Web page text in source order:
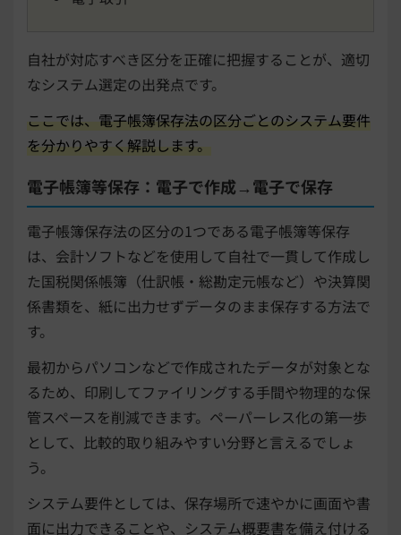
自社が対応すべき区分を正確に把握することが、適切
なシステム選定の出発点です。
ここでは、電子帳簿保存法の区分ごとのシステム要件
を分かりやすく解説します。
電子帳簿等保存：電子で作成→電子で保存
電子帳簿保存法の区分の1つである電子帳簿等保存
は、会計ソフトなどを使用して自社で一貫して作成し
た国税関係帳簿（仕訳帳・総勘定元帳など）や決算関
係書類を、紙に出力せずデータのまま保存する方法で
す。
最初からパソコンなどで作成されたデータが対象とな
るため、印刷してファイリングする手間や物理的な保
管スペースを削減できます。ペーパーレス化の第一歩
として、比較的取り組みやすい分野と言えるでしょ
う。
システム要件としては、保存場所で速やかに画面や書
面に出力できることや、システム概要書を備え付ける